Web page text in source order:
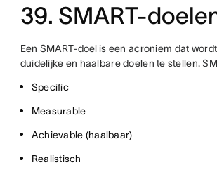
39. SMART-
Een SMART-doelis een acroniem dat
duidelijke en haalbare doelen te stellen.
Specific
Measurable
Achievable (haalbaar)
Realistisch